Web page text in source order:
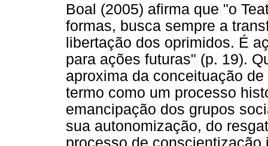
Boal (2005) afirma que "o
formas, busca sempre a
libertação dos oprimidos. É
para ações futuras" (p. 19).
aproxima da conceituação
termo como um processo
emancipação dos grupos
sua autonomização, do
processo de